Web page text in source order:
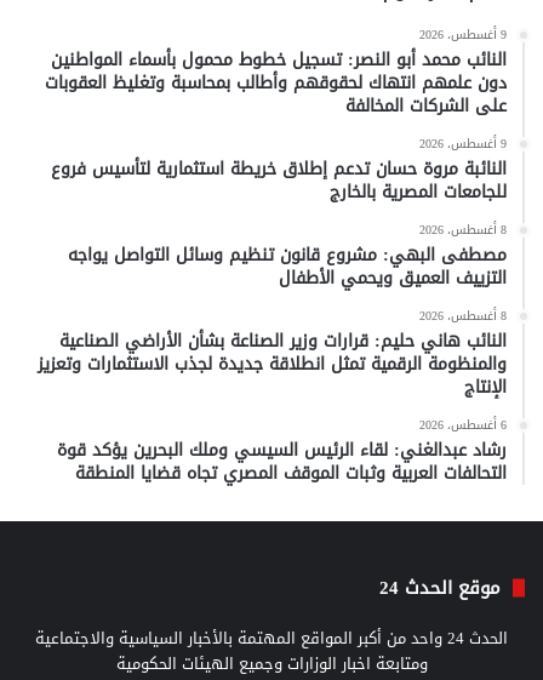
9 أغسطس، 2026
النائب محمد أبو النصر: تسجيل خطوط محمول بأسماء المواطنين
دون علمهم انتهاك لحقوقهم وأطالب بمحاسبة وتغليظ العقوبات
على الشركات المخالفة
9 أغسطس، 2026
النائبة مروة حسان تدعم إطلاق خريطة استثمارية لتأسيس فروع
للجامعات المصرية بالخارج
8 أغسطس، 2026
مصطفى البهي: مشروع قانون تنظيم وسائل التواصل يواجه
التزييف العميق ويحمي الأطفال
8 أغسطس، 2026
النائب هاني حليم: قرارات وزير الصناعة بشأن الأراضي الصناعية
والمنظومة الرقمية تمثل انطلاقة جديدة لجذب الاستثمارات وتعزيز
الإنتاج
6 أغسطس، 2026
رشاد عبدالغني: لقاء الرئيس السيسي وملك البحرين يؤكد قوة
التحالفات العربية وثبات الموقف المصري تجاه قضايا المنطقة
موقع الحدث 24
الحدث 24 واحد من أكبر المواقع المهتمة بالأخبار السياسية والاجتماعية
ومتابعة اخبار الوزارات وجميع الهيئات الحكومية